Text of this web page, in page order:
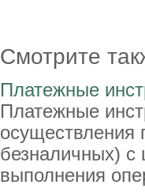
Смотрите
Платежные
Платежные
осуществления
безналичных)
выполнения